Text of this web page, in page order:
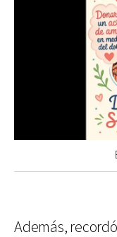
Además,